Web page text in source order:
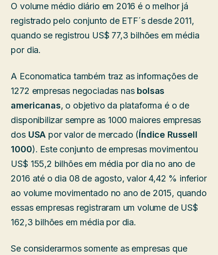
O volume médio diário em 2016 é o melhor já
registrado pelo conjunto de ETF´s desde 2011,
quando se registrou US$ 77,3 bilhões em média
por dia.
A Economatica também traz as informações de
1272 empresas negociadas nas bolsas
americanas, o objetivo da plataforma é o de
disponibilizar sempre as 1000 maiores empresas
dos USA por valor de mercado (Índice Russell
1000). Este conjunto de empresas movimentou
US$ 155,2 bilhões em média por dia no ano de
2016 até o dia 08 de agosto, valor 4,42 % inferior
ao volume movimentado no ano de 2015, quando
essas empresas registraram um volume de US$
162,3 bilhões em média por dia.
Se considerarmos somente as empresas que